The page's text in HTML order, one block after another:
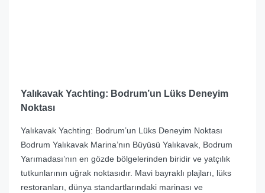
Yalıkavak Yachting: Bodrum’un Lüks Deneyim
Noktası
Yalıkavak Yachting: Bodrum’un Lüks Deneyim Noktası
Bodrum Yalıkavak Marina’nın Büyüsü Yalıkavak, Bodrum
Yarımadası’nın en gözde bölgelerinden biridir ve yatçılık
tutkunlarının uğrak noktasıdır. Mavi bayraklı plajları, lüks
restoranları, dünya standartlarındaki marinası ve